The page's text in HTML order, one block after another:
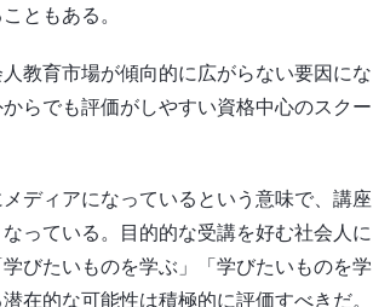
ともある。
教育市場が傾向的に広がらない要因にな
らでも評価がしやすい資格中心のスクー
ディアになっているという意味で、講座
っている。目的的な受講を好む社会人に
びたいものを学ぶ」「学びたいものを学
在的な可能性は積極的に評価すべきだ。